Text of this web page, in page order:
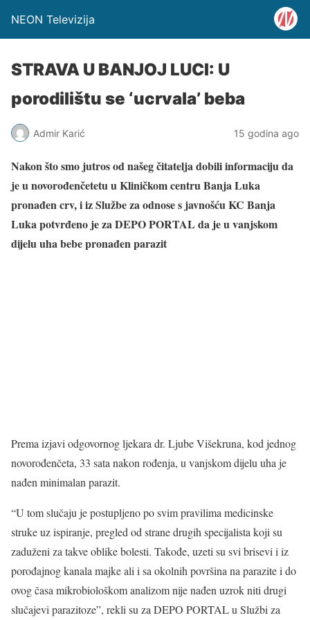
NEON Televizija
STRAVA U BANJOJ LUCI: U
porodilištu se ‘ucrvala’ beba
Admir Karić 15 godina ago
Nakon što smo jutros od našeg čitatelja dobili informaciju da
je u novorođenčetetu u Kliničkom centru Banja Luka
pronađen crv, i iz Službe za odnose s javnošću KC Banja
Luka potvrđeno je za DEPO PORTAL da je u vanjskom
dijelu uha bebe pronađen parazit
Prema izjavi odgovornog ljekara dr. Ljube Višekruna, kod jednog
novorođenčeta, 33 sata nakon rođenja, u vanjskom dijelu uha je
nađen minimalan parazit.
“U tom slučaju je postupljeno po svim pravilima medicinske
struke uz ispiranje, pregled od strane drugih specijalista koji su
zaduženi za takve oblike bolesti. Takođe, uzeti su svi brisevi i iz
porođajnog kanala majke ali i sa okolnih površina na parazite i do
ovog časa mikrobiološkom analizom nije nađen uzrok niti drugi
slučajevi parazitoze”, rekli su za DEPO PORTAL u Službi za